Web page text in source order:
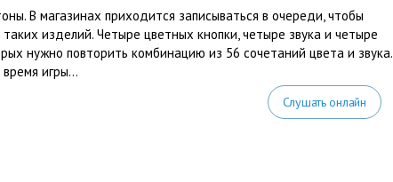
В магазинах приходится записываться в очереди, чтобы
изделий. Четыре цветных кнопки, четыре звука и четыре
нужно повторить комбинацию из 56 сочетаний цвета и звука.
игры...
Слушать онлайн